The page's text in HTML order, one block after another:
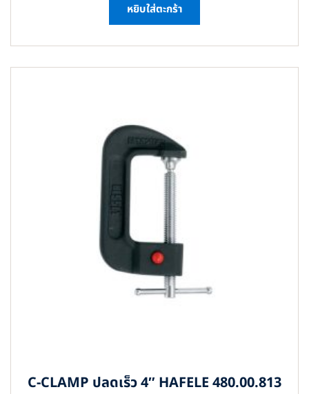
หยิบใส่ตะกร้า
C-CLAMP ปลดเร็ว 4″ HAFELE 480.00.813